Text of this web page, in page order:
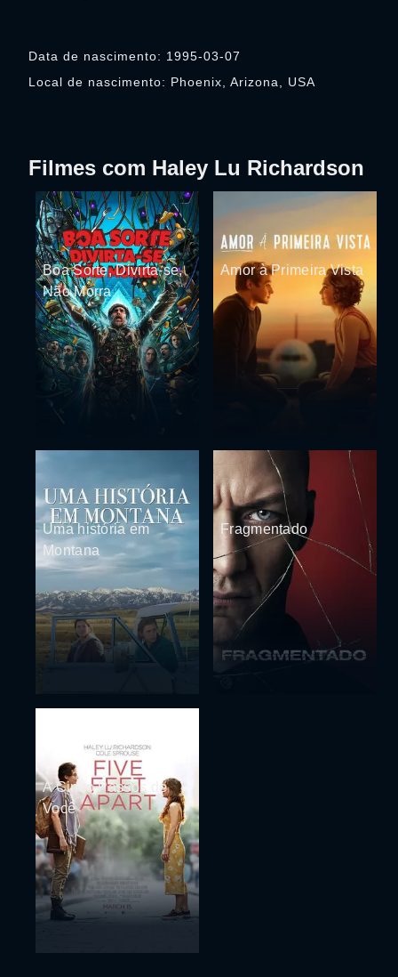
Data de nascimento: 1995-03-07
Local de nascimento: Phoenix, Arizona, USA
Filmes com Haley Lu Richardson
Boa Sorte, Divirta-se,
Não Morra
Amor à Primeira Vista
Uma história em
Montana
Fragmentado
A Cinco Passos de
Você